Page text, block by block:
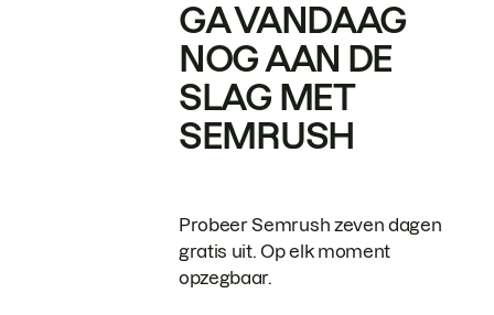
GA VANDAAG
NOG AAN DE
SLAG MET
SEMRUSH
Probeer Semrush zeven dagen
gratis uit. Op elk moment
opzegbaar.